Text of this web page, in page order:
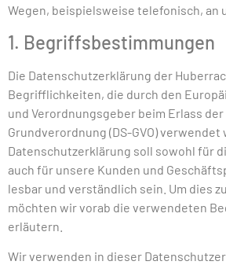
Wegen, beispielsweise telefonisch, an
1. Begriffsbestimmungen
Die Datenschutzerklärung der
Begrifflichkeiten, die durch den
und Verordnungsgeber beim Erlass
Grundverordnung (DS-GVO) verwendet
Datenschutzerklärung soll sowohl für
auch für unsere Kunden und
lesbar und verständlich sein. Um dies
möchten wir vorab die verwendeten
erläutern.
Wir verwenden in dieser